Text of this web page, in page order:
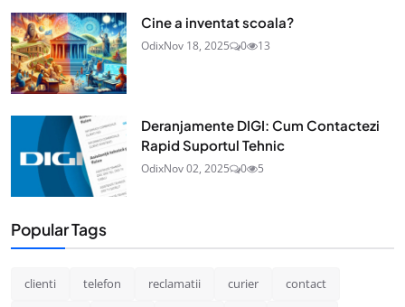
Cine a inventat scoala?
OdixNov 18, 2025 0 13
Deranjamente DIGI: Cum Contactezi
Rapid Suportul Tehnic
OdixNov 02, 2025 0 5
Popular Tags
clienti telefon reclamatii curier contact